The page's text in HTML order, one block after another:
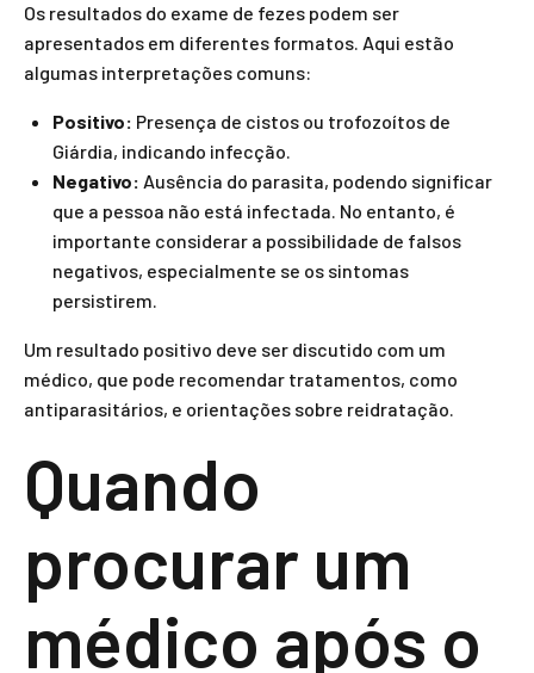
Os resultados do exame de fezes podem ser
apresentados em diferentes formatos. Aqui estão
algumas interpretações comuns:
Positivo: Presença de cistos ou trofozoítos de
Giárdia, indicando infecção.
Negativo: Ausência do parasita, podendo significar
que a pessoa não está infectada. No entanto, é
importante considerar a possibilidade de falsos
negativos, especialmente se os sintomas
persistirem.
Um resultado positivo deve ser discutido com um
médico, que pode recomendar tratamentos, como
antiparasitários, e orientações sobre reidratação.
Quando
procurar um
médico após o